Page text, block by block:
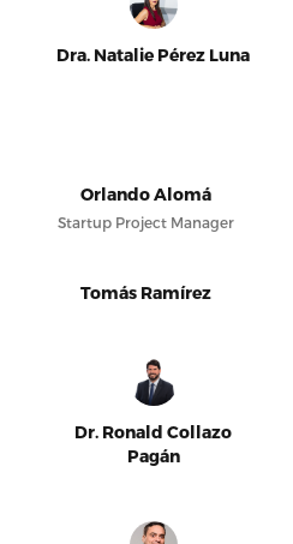
Dra. Natalie Pérez Luna
Orlando Alomá
Startup Project Manager
Tomás Ramírez
Dr. Ronald Collazo
Pagán